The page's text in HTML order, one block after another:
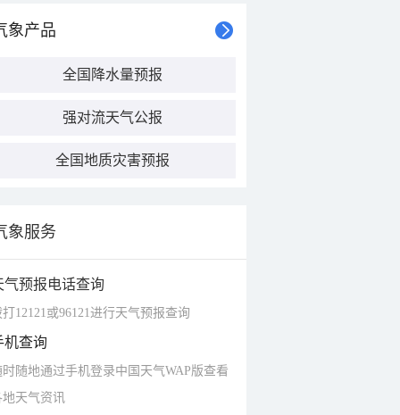
象产品
全国降水量预报
强对流天气公报
全国地质灾害预报
象服务
气预报电话查询
打12121或96121进行天气预报查询
机查询
时随地通过手机登录中国天气WAP版查看
地天气资讯